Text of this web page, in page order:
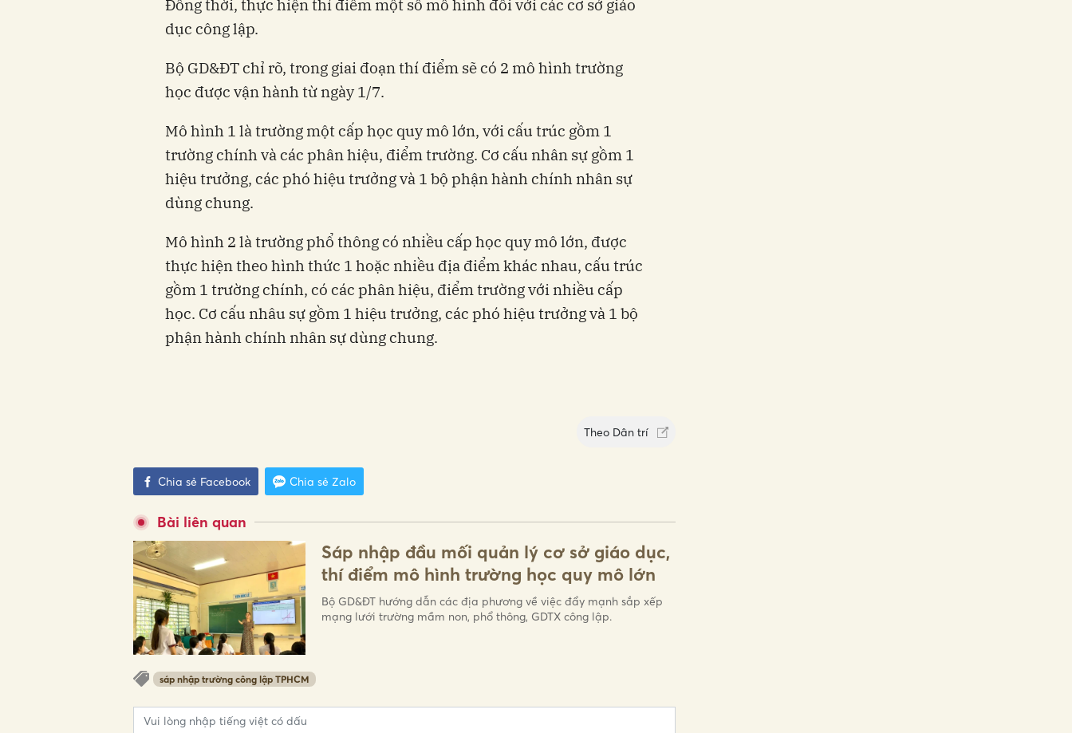
Đồng thời, thực hiện thí điểm một số mô hình đối với các cơ sở giáo
dục công lập.
Bộ GD&ĐT chỉ rõ, trong giai đoạn thí điểm sẽ có 2 mô hình trường
học được vận hành từ ngày 1/7.
Mô hình 1 là trường một cấp học quy mô lớn, với cấu trúc gồm 1
trường chính và các phân hiệu, điểm trường. Cơ cấu nhân sự gồm 1
hiệu trưởng, các phó hiệu trưởng và 1 bộ phận hành chính nhân sự
dùng chung.
Mô hình 2 là trường phổ thông có nhiều cấp học quy mô lớn, được
thực hiện theo hình thức 1 hoặc nhiều địa điểm khác nhau, cấu trúc
gồm 1 trường chính, có các phân hiệu, điểm trường với nhiều cấp
học. Cơ cấu nhâu sự gồm 1 hiệu trưởng, các phó hiệu trưởng và 1 bộ
phận hành chính nhân sự dùng chung.
Theo Dân trí
Chia sẻ Facebook Chia sẻ Zalo
Bài liên quan
Sáp nhập đầu mối quản lý cơ sở giáo dục,
thí điểm mô hình trường học quy mô lớn
Bộ GD&ĐT hướng dẫn các địa phương về việc đẩy mạnh sắp xếp
mạng lưới trường mầm non, phổ thông, GDTX công lập.
sáp nhập trường công lập TPHCM